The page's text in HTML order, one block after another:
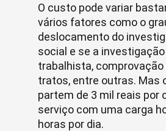
O custo pode variar
vários fatores como o
deslocamento do
social e se a
trabalhista, comprovação
tratos, entre outras. Mas
partem de 3 mil reais por
serviço com uma carga
horas por dia.